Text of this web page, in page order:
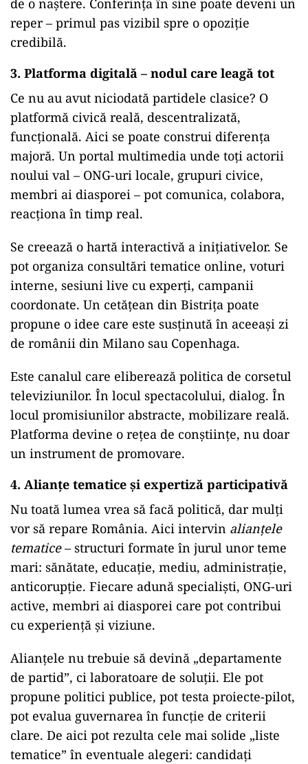
de o naștere. Conferința în sine poate deveni un
reper – primul pas vizibil spre o opoziție
credibilă.
3. Platforma digitală – nodul care leagă tot
Ce nu au avut niciodată partidele clasice? O
platformă civică reală, descentralizată,
funcțională. Aici se poate construi diferența
majoră. Un portal multimedia unde toți actorii
noului val – ONG-uri locale, grupuri civice,
membri ai diasporei – pot comunica, colabora,
reacționa în timp real.
Se creează o hartă interactivă a inițiativelor. Se
pot organiza consultări tematice online, voturi
interne, sesiuni live cu experți, campanii
coordonate. Un cetățean din Bistrița poate
propune o idee care este susținută în aceeași zi
de românii din Milano sau Copenhaga.
Este canalul care eliberează politica de corsetul
televiziunilor. În locul spectacolului, dialog. În
locul promisiunilor abstracte, mobilizare reală.
Platforma devine o rețea de conștiințe, nu doar
un instrument de promovare.
4. Alianțe tematice și expertiză participativă
Nu toată lumea vrea să facă politică, dar mulți
vor să repare România. Aici intervin alianțele
tematice– structuri formate în jurul unor teme
mari: sănătate, educație, mediu, administrație,
anticorupție. Fiecare adună specialiști, ONG-uri
active, membri ai diasporei care pot contribui
cu experiență și viziune.
Alianțele nu trebuie să devină „departamente
de partid”, ci laboratoare de soluții. Ele pot
propune politici publice, pot testa proiecte-pilot,
pot evalua guvernarea în funcție de criterii
clare. De aici pot rezulta cele mai solide „liste
tematice” în eventuale alegeri: candidați